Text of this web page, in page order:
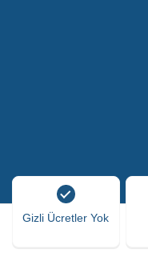
Gizli Ücretler Yok